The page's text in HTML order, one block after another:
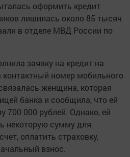
оформить кредит
лишилась около 85 тысяч
в отделе МВД России по
заявку на кредит на
контактный номер мобильного
женщина, которая
банка и сообщила, что ей
700 000 рублей. Однако, ей
некоторую сумму для
оплатить страховку,
взнос.